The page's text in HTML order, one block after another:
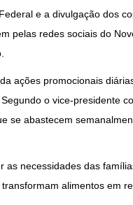
e a divulgação dos
pelas redes sociais do
ações promocionais
o vice-presidente
se abastecem
as necessidades das
alimentos em